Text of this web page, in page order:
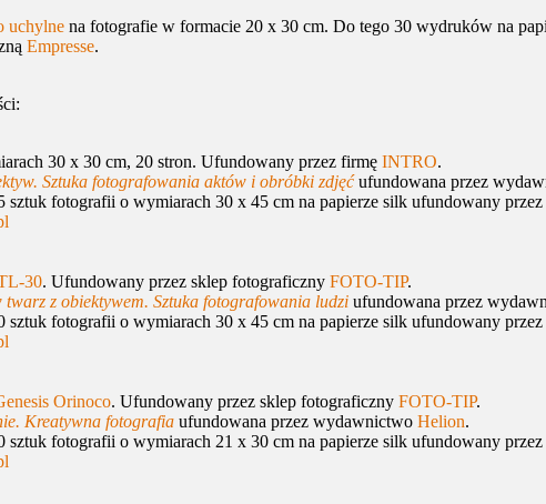
uchylne na fotografie w formacie 20 x 30 cm. Do tego 30 wydruków na
Empresse.
30 x 30 cm, 20 stron. Ufundowany przez firmę INTRO.
Sztuka fotografowania aktów i obróbki zdjęćufundowana przez
fotografii o wymiarach 30 x 45 cm na papierze silk ufundowany przez
30. Ufundowany przez sklep fotograficzny FOTO-TIP.
twarz z obiektywem. Sztuka fotografowania ludzi ufundowana przez
fotografii o wymiarach 30 x 45 cm na papierze silk ufundowany przez
Orinoco. Ufundowany przez sklep fotograficzny FOTO-TIP.
Kreatywna fotografia ufundowana przez wydawnictwo Helion.
fotografii o wymiarach 21 x 30 cm na papierze silk ufundowany przez